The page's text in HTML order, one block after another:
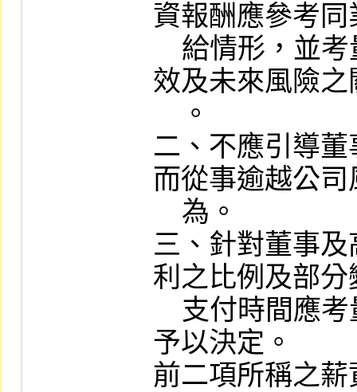
資報酬應參考
效及未來風險
二、不應引導
而從事逾越公
三、針對董事
利之比例及部
予以決定。
前二項所稱之